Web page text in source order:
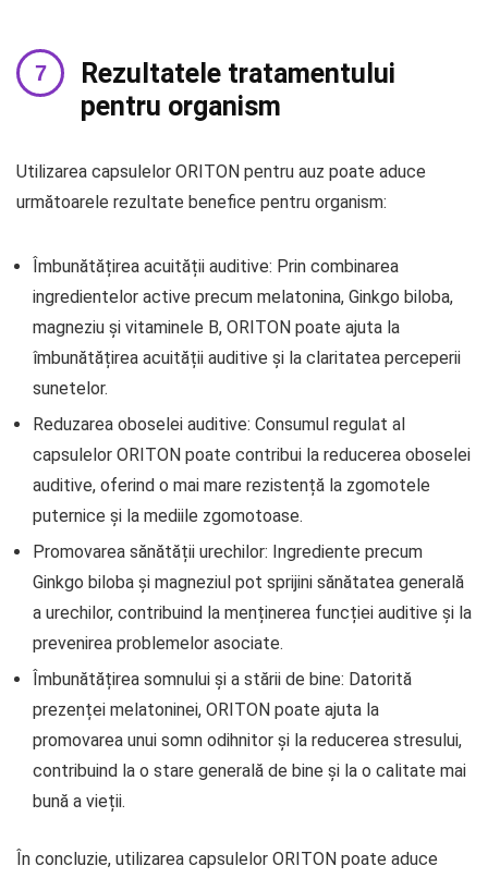
Rezultatele tratamentului
pentru organism
Utilizarea capsulelor ORITON pentru auz poate aduce
următoarele rezultate benefice pentru organism:
Îmbunătățirea acuității auditive: Prin combinarea
ingredientelor active precum melatonina, Ginkgo biloba,
magneziu și vitaminele B, ORITON poate ajuta la
îmbunătățirea acuității auditive și la claritatea perceperii
sunetelor.
Reduzarea oboselei auditive: Consumul regulat al
capsulelor ORITON poate contribui la reducerea oboselei
auditive, oferind o mai mare rezistență la zgomotele
puternice și la mediile zgomotoase.
Promovarea sănătății urechilor: Ingrediente precum
Ginkgo biloba și magneziul pot sprijini sănătatea generală
a urechilor, contribuind la menținerea funcției auditive și la
prevenirea problemelor asociate.
Îmbunătățirea somnului și a stării de bine: Datorită
prezenței melatoninei, ORITON poate ajuta la
promovarea unui somn odihnitor și la reducerea stresului,
contribuind la o stare generală de bine și la o calitate mai
bună a vieții.
În concluzie, utilizarea capsulelor ORITON poate aduce